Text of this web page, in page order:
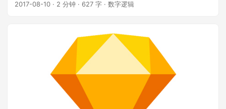
2017-08-10 · 2 分钟 · 627 字 · 数字逻辑